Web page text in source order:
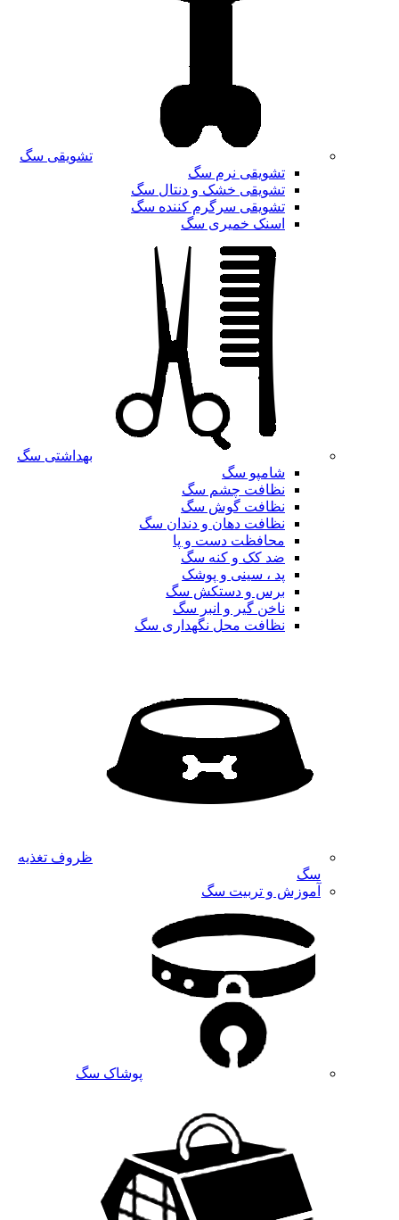
تشویقی سگ
تشویقی نرم سگ
تشویقی خشک و دنتال سگ
تشویقی سرگرم کننده سگ
اسنک خمیری سگ
بهداشتی سگ
شامپو سگ
نظافت چشم سگ
نظافت گوش سگ
نظافت دهان و دندان سگ
محافظت دست و پا
ضد کک و کنه سگ
پد ، سینی و پوشک
برس و دستکش سگ
ناخن گیر و انبر سگ
نظافت محل نگهداری سگ
ظروف تغذیه
سگ
آموزش و تربیت سگ
پوشاک سگ